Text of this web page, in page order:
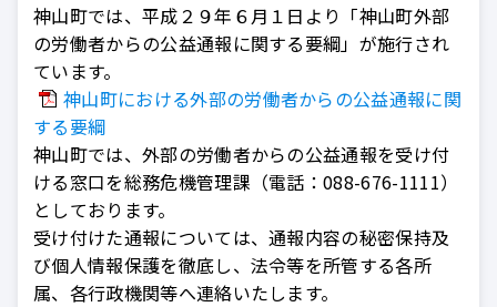
神山町では、平成２９年６月１日より「神山町外部
の労働者からの公益通報に関する要綱」が施行され
ています。
神山町における外部の労働者からの公益通報に関
する要綱
神山町では、外部の労働者からの公益通報を受け付
ける窓口を総務危機管理課（電話：088-676-1111）
としております。
受け付けた通報については、通報内容の秘密保持及
び個人情報保護を徹底し、法令等を所管する各所
属、各行政機関等へ連絡いたします。